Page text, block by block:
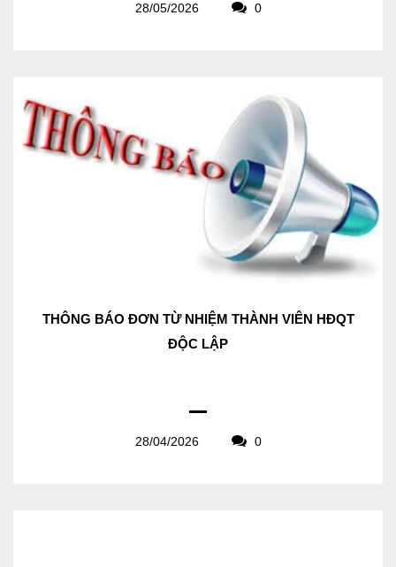
28/05/2026 0
THÔNG BÁO ĐƠN TỪ NHIỆM THÀNH VIÊN HĐQT
ĐỘC LẬP
28/04/2026 0